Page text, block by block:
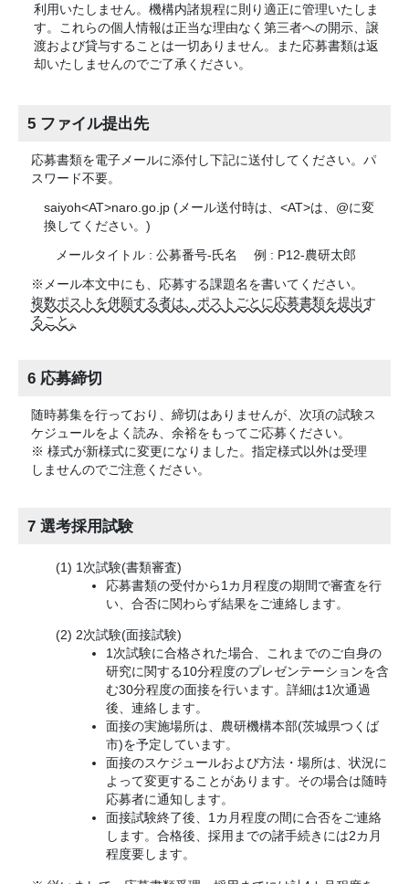
利用いたしません。機構内諸規程に則り適正に管理いたしま
す。これらの個人情報は正当な理由なく第三者への開示、譲
渡および貸与することは一切ありません。また応募書類は返
却いたしませんのでご了承ください。
5 ファイル提出先
応募書類を電子メールに添付し下記に送付してください。パ
スワード不要。
saiyoh<AT>naro.go.jp (メール送付時は、<AT>は、@に変
換してください。)
メールタイトル : 公募番号-氏名
例 : P12-農研太郎
※メール本文中にも、応募する課題名を書いてください。
複数ポストを併願する者は、ポストごとに応募書類を提出す
ること。
6 応募締切
随時募集を行っており、締切はありませんが、次項の試験ス
ケジュールをよく読み、余裕をもってご応募ください。
※ 様式が新様式に変更になりました。指定様式以外は受理
しませんのでご注意ください。
7 選考採用試験
1次試験(書類審査)
応募書類の受付から1カ月程度の期間で審査を行
い、合否に関わらず結果をご連絡します。
2次試験(面接試験)
1次試験に合格された場合、これまでのご自身の
研究に関する10分程度のプレゼンテーションを含
む30分程度の面接を行います。詳細は1次通過
後、連絡します。
面接の実施場所は、農研機構本部(茨城県つくば
市)を予定しています。
面接のスケジュールおよび方法・場所は、状況に
よって変更することがあります。その場合は随時
応募者に通知します。
面接試験終了後、1カ月程度の間に合否をご連絡
します。合格後、採用までの諸手続きには2カ月
程度要します。